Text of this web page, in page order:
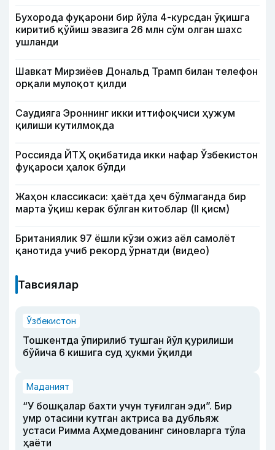
Бухорода фуқарони бир йўла 4-курсдан ўқишга
киритиб қўйиш эвазига 26 млн сўм олган шахс
ушланди
Шавкат Мирзиёев Дональд Трамп билан телефон
орқали мулоқот қилди
Саудияга Эроннинг икки иттифоқчиси ҳужум
қилиши кутилмоқда
Россияда ЙТҲ оқибатида икки нафар Ўзбекистон
фуқароси ҳалок бўлди
Жаҳон классикаси: ҳаётда ҳеч бўлмаганда бир
марта ўқиш керак бўлган китоблар (II қисм)
Британиялик 97 ёшли кўзи ожиз аёл самолёт
қанотида учиб рекорд ўрнатди (видео)
Тавсиялар
Ўзбекистон
Тошкентда ўпирилиб тушган йўл қурилиши
бўйича 6 кишига суд ҳукми ўқилди
Маданият
“У бошқалар бахти учун туғилган эди”. Бир
умр отасини кутган актриса ва дубльяж
устаси Римма Аҳмедованинг синовларга тўла
ҳаёти